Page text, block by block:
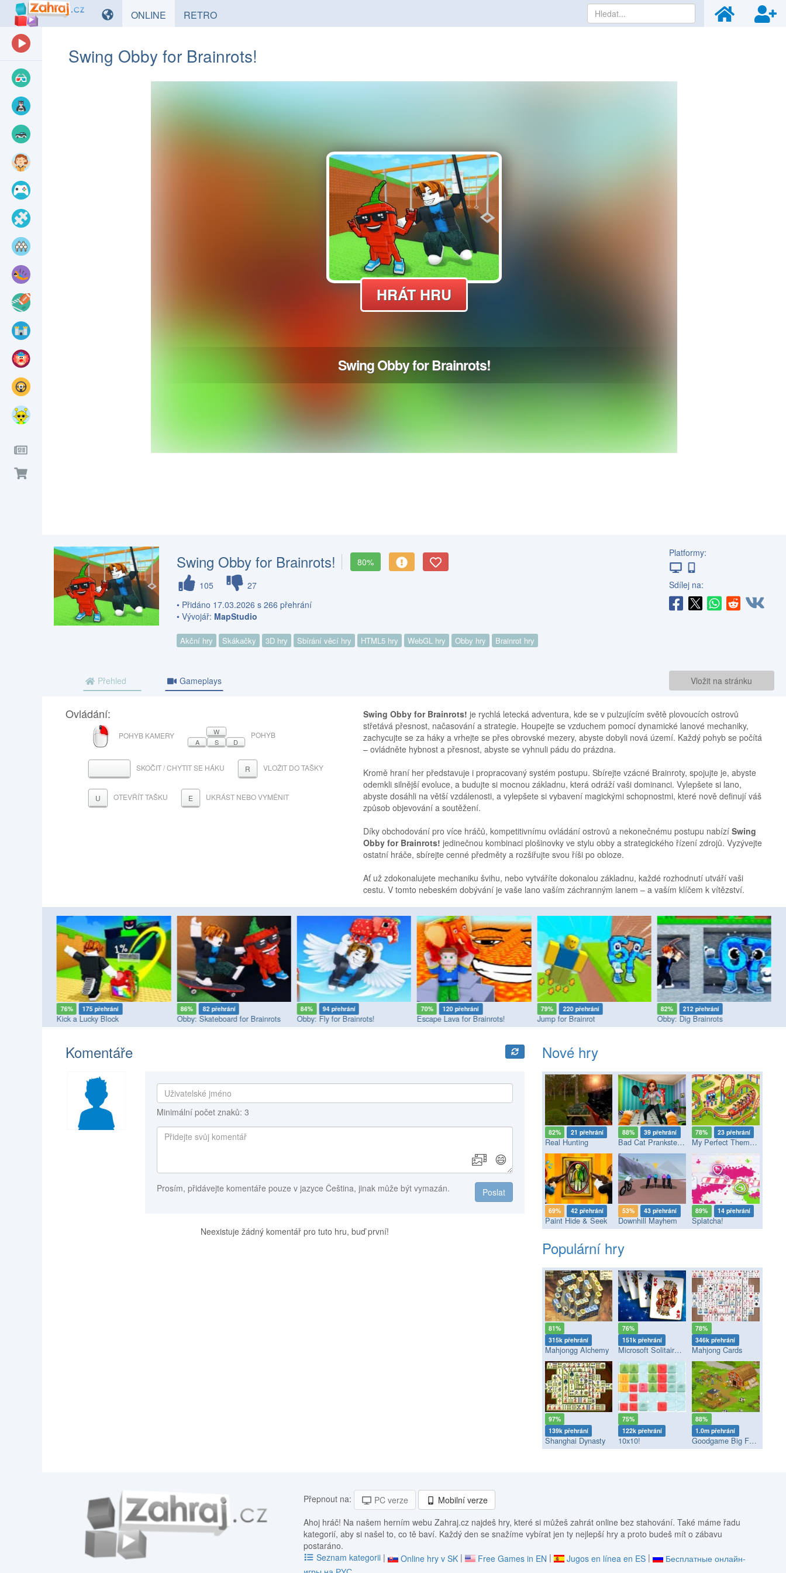
ONLINE HRYRETROHRY
Swing Obby for Brainrots!
Swing Obby for Brainrots!
80%
105
27
• Přidáno 17.03.2026 s 266 přehrání
• Vývojář: MapStudio
Akční hry Skákačky 3D hry Sbírání věcí hry HTML5 hry WebGL hry Obby hry Brainrot hry
Platformy:
Sdílej na:
Vložit na stránku
Přehled Gameplays
Ovládání:
PRAVÉ
TLAČÍTKO
MYŠI
POHYB KAMERY
W
A
S D
POHYB
MEZERNÍKSKOČIT / CHYTIT SE HÁKU R VLOŽIT DO TAŠKY
U OTEVŘÍT TAŠKU E UKRÁST NEBO VYMĚNIT
Swing Obby for Brainrots! je rychlá letecká adventura, kde se v pulzujícím světě plovoucích ostrovů
střetává přesnost, načasování a strategie. Houpejte se vzduchem pomocí dynamické lanové mechaniky,
zachycujte se za háky a vrhejte se přes obrovské mezery, abyste dobyli nová území. Každý pohyb se počítá
– ovládněte hybnost a přesnost, abyste se vyhnuli pádu do prázdna.
Kromě hraní her představuje i propracovaný systém postupu. Sbírejte vzácné Brainroty, spojujte je, abyste
odemkli silnější evoluce, a budujte si mocnou základnu, která odráží vaši dominanci. Vylepšete si lano,
abyste dosáhli na větší vzdálenosti, a vylepšete si vybavení magickými schopnostmi, které nově definují váš
způsob objevování a soutěžení.
Díky obchodování pro více hráčů, kompetitivnímu ovládání ostrovů a nekonečnému postupu nabízíSwing
Obby for Brainrots! jedinečnou kombinaci plošinovky ve stylu obby a strategického řízení zdrojů. Vyzývejte
ostatní hráče, sbírejte cenné předměty a rozšiřujte svou říši po obloze.
Ať už zdokonalujete mechaniku švihu, nebo vytváříte dokonalou základnu, každé rozhodnutí utváří vaši
cestu. V tomto nebeském dobývání je vaše lano vaším záchranným lanem – a vaším klíčem k vítězství.
76% 175 přehrání
Kick a Lucky Block
86% 82 přehrání
Obby: Skateboard for Brainrots
84% 94 přehrání
Obby: Fly for Brainrots!
70% 120 přehrání
Escape Lava for Brainrots!
79% 220 přehrání
Jump for Brainrot
82% 212 přehrání
Obby: Dig Brainrots
Komentáře
Minimální počet znaků: 3
😄
Poslat
Prosím, přidávejte komentáře pouze v jazyce Čeština, jinak může být vymazán.
Neexistuje žádný komentář pro tuto hru, buď první!
Nové hry
82% 21 přehrání
Real Hunting
88% 39 přehrání
Bad Cat Prankster - Mom’s Return
78% 23 přehrání
My Perfect Theme Park
69% 42 přehrání
Paint Hide & Seek
53% 43 přehrání
Downhill Mayhem
89% 14 přehrání
Splatcha!
Populární hry
81%
315k přehrání
Mahjongg Alchemy
76%
151k přehrání
Microsoft Solitaire Collection
78%
346k přehrání
Mahjong Cards
97%
139k přehrání
Shanghai Dynasty
75%
122k přehrání
10x10!
88%
1.0m přehrání
Goodgame Big Farm
Přepnout na: PC verze
Mobilní verze
Ahoj hráč! Na našem herním webu Zahraj.cz najdeš hry, které si můžeš zahrát online bez stahování. Také máme řadu
kategorií, aby si našel to, co tě baví. Každý den se snažíme vybírat jen ty nejlepší hry a proto budeš mít o zábavu
postaráno.
Seznam kategorii | Online hry v SK | Free Games in EN | Jugos en línea en ES |
Бесплатные онлайн-